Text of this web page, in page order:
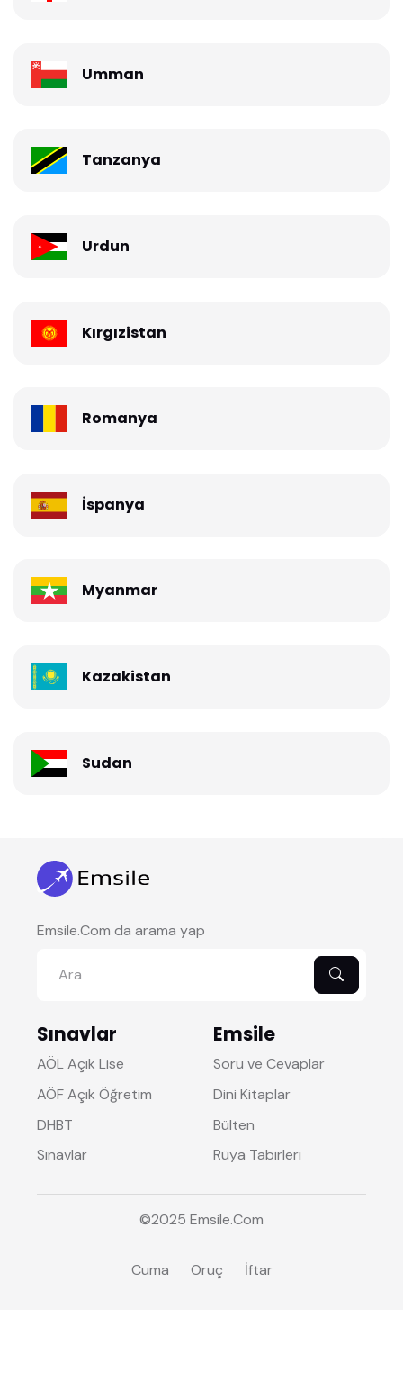
Umman
Tanzanya
Urdun
Kırgızistan
Romanya
İspanya
Myanmar
Kazakistan
Sudan
Emsile.Com da arama yap
Sınavlar
AÖL Açık Lise
AÖF Açık Öğretim
DHBT
Sınavlar
Emsile
Soru ve Cevaplar
Dini Kitaplar
Bülten
Rüya Tabirleri
©2025 Emsile.Com
Cuma Oruç İftar